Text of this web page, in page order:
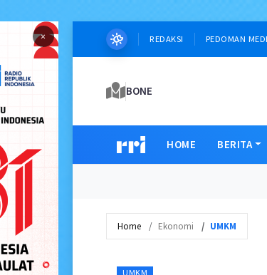
× REDAKSI PEDOMAN
BONE
HOME BERITA
Home Ekonomi UMKM
UMKM